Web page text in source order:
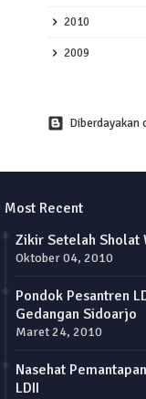
2010
2009
Diberdayakan
Most Recent
Zikir Setelah Sholat
Oktober 04, 2010
Pondok Pesantren
Gedangan Sidoarjo
Maret 24, 2010
Nasehat
LDII